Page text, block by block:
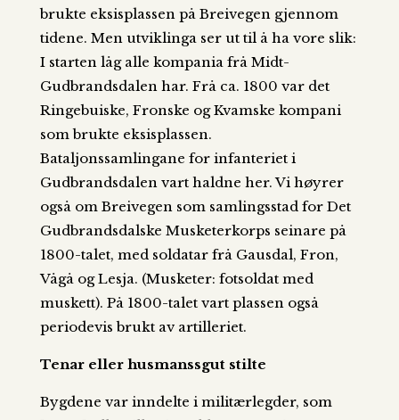
brukte eksisplassen på Breivegen gjennom
tidene. Men utviklinga ser ut til å ha vore slik:
I starten låg alle kompania frå Midt-
Gudbrandsdalen har. Frå ca. 1800 var det
Ringebuiske, Fronske og Kvamske kompani
som brukte eksisplassen.
Bataljonssamlingane for infanteriet i
Gudbrandsdalen vart haldne her. Vi høyrer
også om Breivegen som samlingsstad for Det
Gudbrandsdalske Musketerkorps seinare på
1800-talet, med soldatar frå Gausdal, Fron,
Vågå og Lesja. (Musketer: fotsoldat med
muskett). På 1800-talet vart plassen også
periodevis brukt av artilleriet.
Tenar eller husmanssgut stilte
Bygdene var inndelte i militærlegder, som